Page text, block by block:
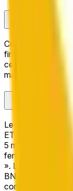
Cette fenêtre 5
final était « Up ».
cette page pour
marché en direct
Le marché « BNB
ET » se résout
5 minutes est
fenêtre — si oui,
». La source de
BNB/USD. Vous
complets et la